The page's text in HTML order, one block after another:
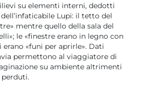
su elementi interni, dedotti
Lupi: il tetto del
mentre quello della sala del
le «finestre erano in legno con
erano «funi per aprirle». Dati
permettono al viaggiatore di
su ambiente altrimenti